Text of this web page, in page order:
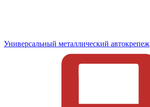
Универсальный металлический автокрепеж